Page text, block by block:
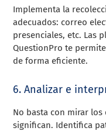
Implementa la
adecuados: correo
presenciales, etc. Las
QuestionPro te
de forma eficiente.
6. Analizar e
No basta con mirar
significan. Identifica